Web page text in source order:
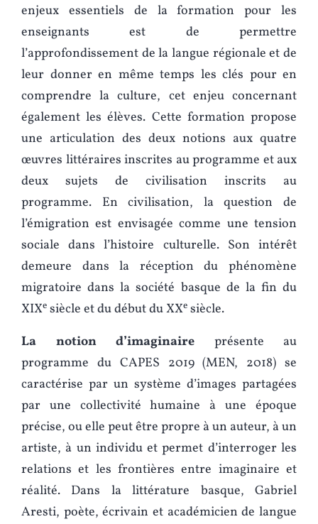
enjeux essentiels de la formation pour les
enseignants est de permettre
l’approfondissement de la langue régionale et de
leur donner en même temps les clés pour en
comprendre la culture, cet enjeu concernant
également les élèves. Cette formation propose
une articulation des deux notions aux quatre
œuvres littéraires inscrites au programme et aux
deux sujets de civilisation inscrits au
programme. En civilisation, la question de
l’émigration est envisagée comme une tension
sociale dans l’histoire culturelle. Son intérêt
demeure dans la réception du phénomène
migratoire dans la société basque de la fin du
XIXe siècle et du début du XXe siècle.
La notion d’imaginaire présente au
programme du CAPES 2019 (MEN, 2018) se
caractérise par un système d’images partagées
par une collectivité humaine à une époque
précise, ou elle peut être propre à un auteur, à un
artiste, à un individu et permet d’interroger les
relations et les frontières entre imaginaire et
réalité. Dans la littérature basque, Gabriel
Aresti, poète, écrivain et académicien de langue